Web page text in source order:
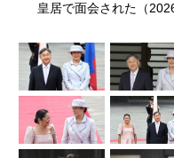
皇居で面会された（